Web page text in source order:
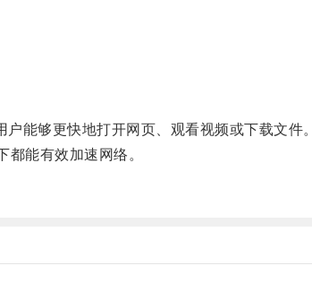
能够更快地打开网页、观看视频或下载文件。
能有效加速网络。